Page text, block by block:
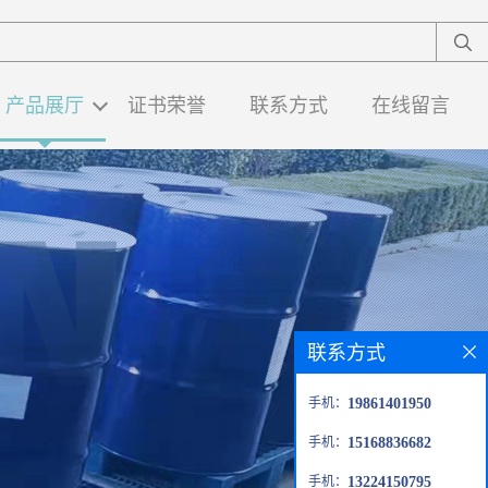
产品展厅 证书荣誉 联系方式 在线留言
联系方式
手机： 19861401950
手机： 15168836682
手机： 13224150795